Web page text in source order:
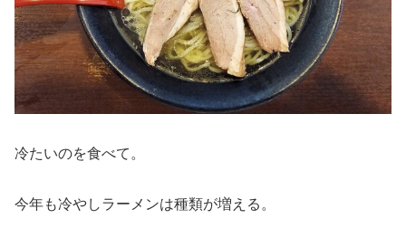
冷たいのを食べて。
今年も冷やしラーメンは種類が増える。